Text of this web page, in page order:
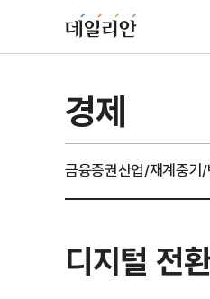
경제
금융증권산업/재계중기
디지털 전